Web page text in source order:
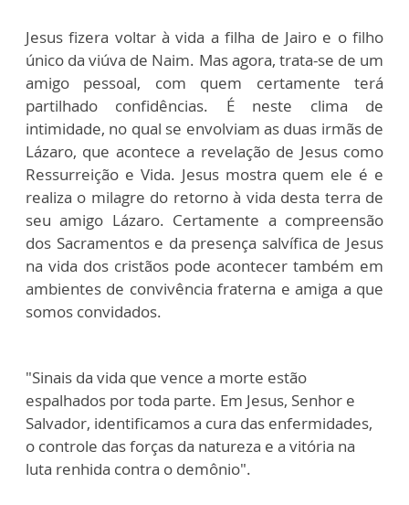
Jesus fizera voltar à vida a filha de Jairo e o filho
único da viúva de Naim. Mas agora, trata-se de um
amigo pessoal, com quem certamente terá
partilhado confidências. É neste clima de
intimidade, no qual se envolviam as duas irmãs de
Lázaro, que acontece a revelação de Jesus como
Ressurreição e Vida. Jesus mostra quem ele é e
realiza o milagre do retorno à vida desta terra de
seu amigo Lázaro. Certamente a compreensão
dos Sacramentos e da presença salvífica de Jesus
na vida dos cristãos pode acontecer também em
ambientes de convivência fraterna e amiga a que
somos convidados.
"Sinais da vida que vence a morte estão
espalhados por toda parte. Em Jesus, Senhor e
Salvador, identificamos a cura das enfermidades,
o controle das forças da natureza e a vitória na
luta renhida contra o demônio".